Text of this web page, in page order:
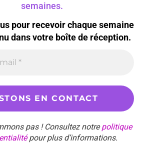
semaines.
pour recevoir chaque semaine
dans votre boîte de réception.
pas ! Consultez notrepolitique
pour plus d’informations.